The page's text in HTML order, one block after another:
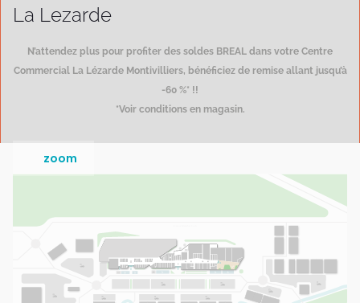
La Lezarde
N’attendez plus pour profiter des soldes BREAL dans votre Centre
Commercial La Lézarde Montivilliers, bénéficiez de remise allant jusqu’à
-60 %* !!
*Voir conditions en magasin.
zoom